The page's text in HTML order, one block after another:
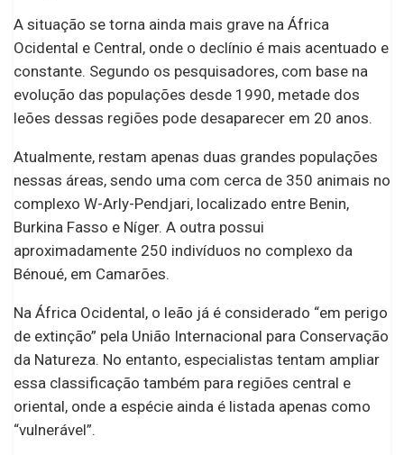
A situação se torna ainda mais grave na África
Ocidental e Central, onde o declínio é mais acentuado e
constante. Segundo os pesquisadores, com base na
evolução das populações desde 1990, metade dos
leões dessas regiões pode desaparecer em 20 anos.
Atualmente, restam apenas duas grandes populações
nessas áreas, sendo uma com cerca de 350 animais no
complexo W-Arly-Pendjari, localizado entre Benin,
Burkina Fasso e Níger. A outra possui
aproximadamente 250 indivíduos no complexo da
Bénoué, em Camarões.
Na África Ocidental, o leão já é considerado “em perigo
de extinção” pela União Internacional para Conservação
da Natureza. No entanto, especialistas tentam ampliar
essa classificação também para regiões central e
oriental, onde a espécie ainda é listada apenas como
“vulnerável”.